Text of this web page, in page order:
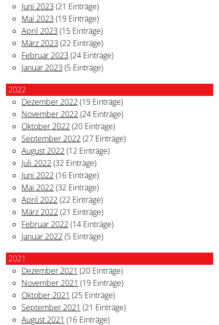
Juni 2023 (21 Einträge)
Mai 2023 (19 Einträge)
April 2023 (15 Einträge)
März 2023 (22 Einträge)
Februar 2023 (24 Einträge)
Januar 2023 (5 Einträge)
2022
Dezember 2022 (19 Einträge)
November 2022 (24 Einträge)
Oktober 2022 (20 Einträge)
September 2022 (27 Einträge)
August 2022 (12 Einträge)
Juli 2022 (32 Einträge)
Juni 2022 (16 Einträge)
Mai 2022 (32 Einträge)
April 2022 (22 Einträge)
März 2022 (21 Einträge)
Februar 2022 (14 Einträge)
Januar 2022 (5 Einträge)
2021
Dezember 2021 (20 Einträge)
November 2021 (19 Einträge)
Oktober 2021 (25 Einträge)
September 2021 (21 Einträge)
August 2021 (16 Einträge)